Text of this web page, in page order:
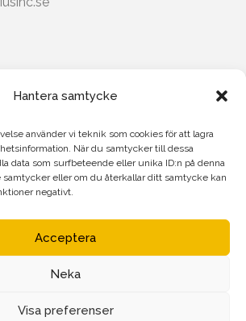
Hantera samtycke
använder vi teknik som cookies för att lagra
När du samtycker till dessa
data som surfbeteende eller unika ID:n på denna
eller om du återkallar ditt samtycke kan
negativt.
Acceptera
Neka
Visa preferenser
Alenius Incorporated AB